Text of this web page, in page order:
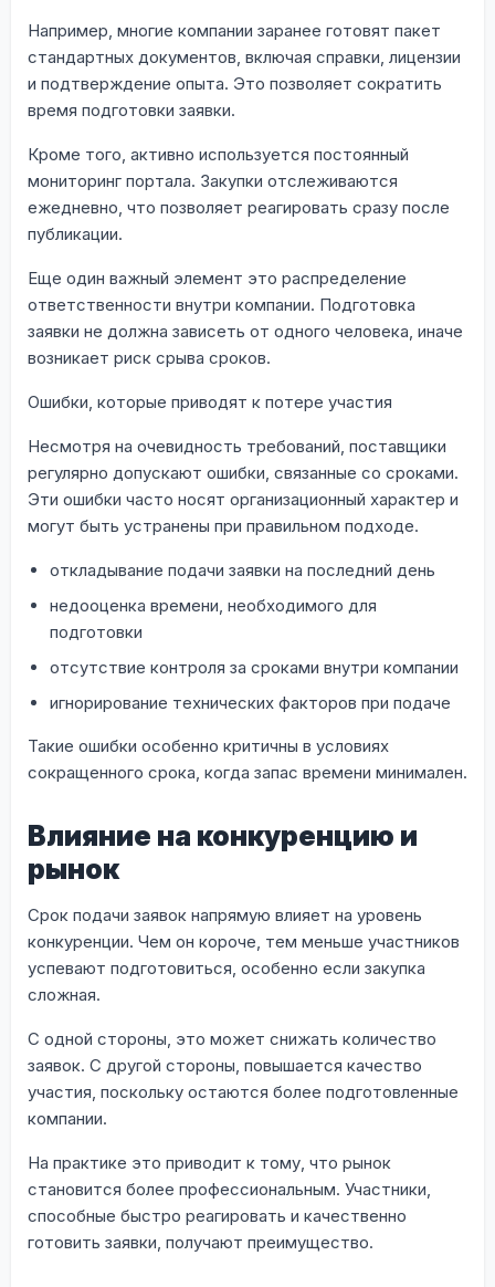
Например, многие компании заранее готовят пакет
стандартных документов, включая справки, лицензии
и подтверждение опыта. Это позволяет сократить
время подготовки заявки.
Кроме того, активно используется постоянный
мониторинг портала. Закупки отслеживаются
ежедневно, что позволяет реагировать сразу после
публикации.
Еще один важный элемент это распределение
ответственности внутри компании. Подготовка
заявки не должна зависеть от одного человека, иначе
возникает риск срыва сроков.
Ошибки, которые приводят к потере участия
Несмотря на очевидность требований, поставщики
регулярно допускают ошибки, связанные со сроками.
Эти ошибки часто носят организационный характер и
могут быть устранены при правильном подходе.
откладывание подачи заявки на последний день
недооценка времени, необходимого для
подготовки
отсутствие контроля за сроками внутри компании
игнорирование технических факторов при подаче
Такие ошибки особенно критичны в условиях
сокращенного срока, когда запас времени минимален.
Влияние на конкуренцию и
рынок
Срок подачи заявок напрямую влияет на уровень
конкуренции. Чем он короче, тем меньше участников
успевают подготовиться, особенно если закупка
сложная.
С одной стороны, это может снижать количество
заявок. С другой стороны, повышается качество
участия, поскольку остаются более подготовленные
компании.
На практике это приводит к тому, что рынок
становится более профессиональным. Участники,
способные быстро реагировать и качественно
готовить заявки, получают преимущество.